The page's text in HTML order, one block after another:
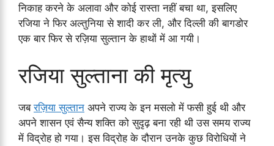
निकाह करने के अलावा और कोई रास्ता नहीं बचा था, इसलिए
रजिया ने फिर अल्तुनिया से शादी कर ली, और दिल्ली की बागडोर
एक बार फिर से रज़िया सुल्तान के हाथों में आ गयी।
रजिया सुल्ताना की मृत्यु
जबरज़िया सुल्तान अपने राज्य के इन मसलो में फसी हुई थी और
अपने शासन एवं सैन्य शक्ति को सुदृढ़ बना रही थी उस समय राज्य
में विद्रोह हो गया। इस विद्रोह के दौरान उनके कुछ विरोधियों ने